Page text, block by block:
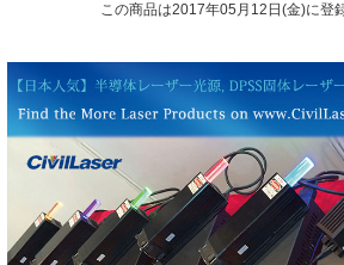
この商品は2017年05月12日(金)に登